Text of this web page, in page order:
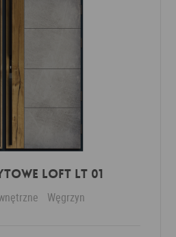
LOFT LT 01
Węgrzyn